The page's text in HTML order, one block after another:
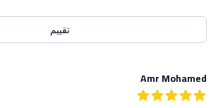
تقييم
احدث التقييمات
Amr Mohamed